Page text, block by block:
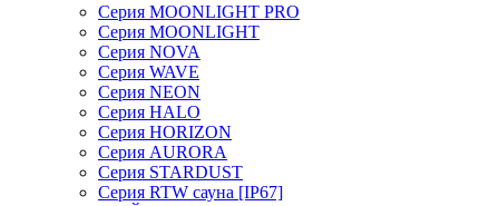
Серия MOONLIGHT PRO
Серия MOONLIGHT
Серия NOVA
Серия WAVE
Серия NEON
Серия HALO
Серия HORIZON
Серия AURORA
Серия STARDUST
Серия RTW сауна [IP67]